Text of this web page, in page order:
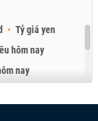
Tỷ giá yen
hôm nay
nay